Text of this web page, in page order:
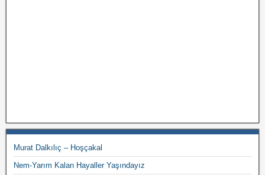
Murat Dalkılıç – Hoşçakal
Nem-Yarım Kalan Hayaller Yaşındayız